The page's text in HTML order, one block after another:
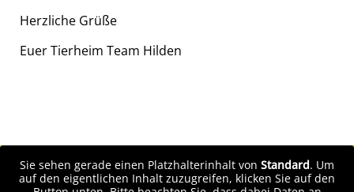
Herzliche Grüße
Euer Tierheim Team Hilden
Sie sehen gerade einen Platzhalterinhalt von Standard. Um
auf den eigentlichen Inhalt zuzugreifen, klicken Sie auf den